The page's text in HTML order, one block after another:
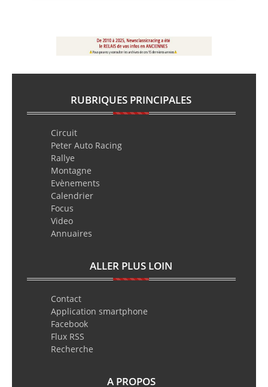
RUBRIQUES PRINCIPALES
Circuit
Peter Auto Racing
Rallye
Montagne
Evènements
Calendrier
Focus
Video
Annuaires
ALLER PLUS LOIN
Contact
Application smartphone
Facebook
Flux RSS
Recherche
A PROPOS